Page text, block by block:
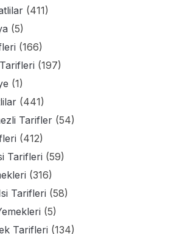
(411)
(5)
(166)
(197)
(1)
(441)
Tarifler (54)
(412)
Tarifleri (59)
(316)
Tarifleri (58)
(5)
Tarifleri (134)